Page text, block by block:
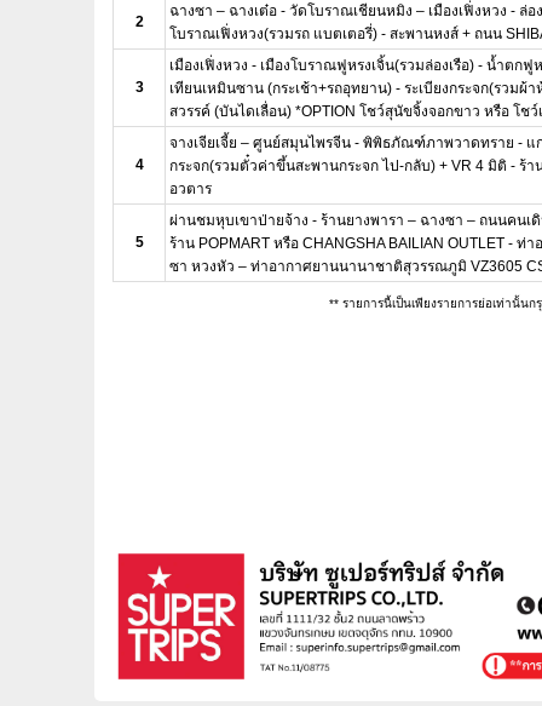
2
ฉางซา – ฉางเต๋อ - วัดโบราณเชียนหมิง – เมืองเฟิ่งหวง - ล่อ
โบราณเฟิ่งหวง(รวมรถ แบตเตอรี่) - สะพานหงส์ + ถนน
3
เมืองเฟิ่งหวง - เมืองโบราณฟูหรงเจิ้น(รวมล่องเรือ) - น้ำตกฟูห
เทียนเหมินซาน (กระเช้า+รถอุทยาน) - ระเบียงกระจก(รวมผ้
สวรรค์ (บันไดเลื่อน) *OPTION โชว์สุนัขจิ้งจอกขาว หรือ โช
4
จางเจียเจี้ย – ศูนย์สมุนไพรจีน - พิพิธภัณฑ์ภาพวาดทราย -
กระจก(รวมตั๋วค่าขึ้นสะพานกระจก ไป-กลับ) + VR 4 มิติ - ร้า
อวตาร
5
ผ่านชมหุบเขาป่ายจ้าง - ร้านยางพารา – ฉางซา – ถนนคนเ
ร้าน POPMART หรือ CHANGSHA BAILIAN OUTLET -
ซา หวงหัว – ท่าอากาศยานนานาชาติสุวรรณภูมิ VZ3605
** รายการนี้เป็นเพียงรายการย่อเท่านั้น